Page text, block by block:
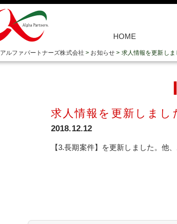
HOME
アルファパートナーズ株式会社 > お知らせ > 求人情報を更新しま
求人情報を更新しまし
2018.12.12
【3.長期案件】を更新しました。他